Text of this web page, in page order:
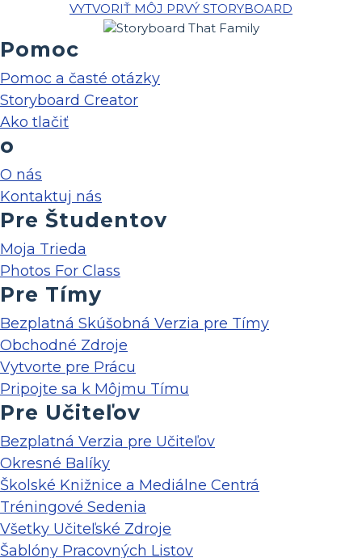
VYTVORIŤ MÔJ PRVÝ STORYBOARD
Pomoc
Pomoc a časté otázky
Storyboard Creator
Ako tlačiť
o
O nás
Kontaktuj nás
Pre Študentov
Moja Trieda
Photos For Class
Pre Tímy
Bezplatná Skúšobná Verzia pre Tímy
Obchodné Zdroje
Vytvorte pre Prácu
Pripojte sa k Môjmu Tímu
Pre Učiteľov
Bezplatná Verzia pre Učiteľov
Okresné Balíky
Školské Knižnice a Mediálne Centrá
Tréningové Sedenia
Všetky Učiteľské Zdroje
Šablóny Pracovných Listov